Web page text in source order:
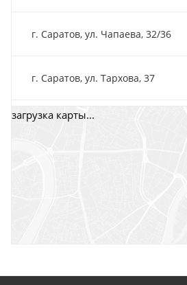
г. Саратов, ул. Чапаева, 32/36
г. Саратов, ул. Тархова, 37
г. Саратов, пр-т. 50 лет
загрузка карты...